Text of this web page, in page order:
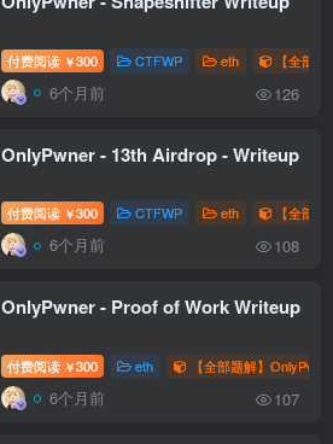
付费阅读 ￥300 CTFWP eth 【全部
6个月前 126
OnlyPwner - 13th Airdrop - Writeup
付费阅读 ￥300 CTFWP eth 【全部
6个月前 108
OnlyPwner - Proof of Work Writeup
付费阅读 ￥300 eth 【全部题解】
6个月前 107